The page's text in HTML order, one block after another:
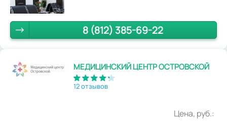
8 (812) 385-69-22
МЕДИЦИНСКИЙ ЦЕНТР ОСТРОВСКОЙ
12 отзывов
Цена, руб.: